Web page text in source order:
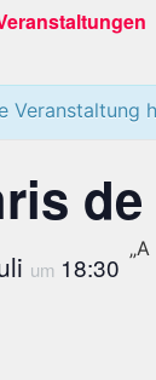
Veranstaltung
um 18:30